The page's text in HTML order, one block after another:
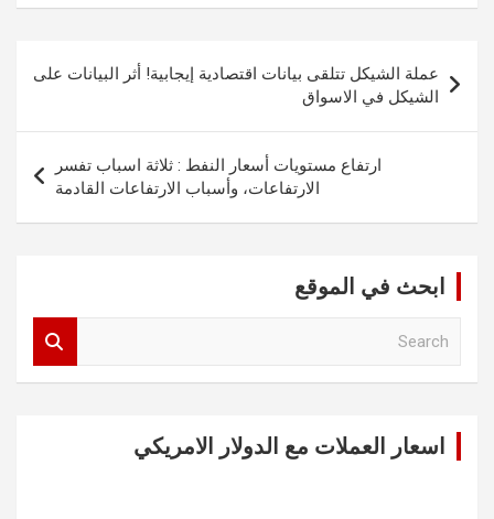
المقالات
عملة الشيكل تتلقى بيانات اقتصادية إيجابية! أثر البيانات على
الشيكل في الاسواق
ارتفاع مستويات أسعار النفط : ثلاثة اسباب تفسر
الارتفاعات، وأسباب الارتفاعات القادمة
ابحث في الموقع
اسعار العملات مع الدولار الامريكي